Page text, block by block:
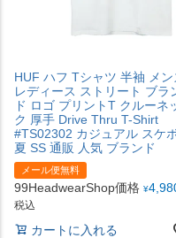
HUF ハフ Tシャツ 半袖 メン
レディース ストリート ブラ
ド ロゴ プリントT クルーネ
ク 厚手 Drive Thru T-Shirt
#TS02302 カジュアル スケ
夏 SS 通販 人気 ブランド
メール便無料
99HeadwearShop価格 ¥
税込
カートに入れる